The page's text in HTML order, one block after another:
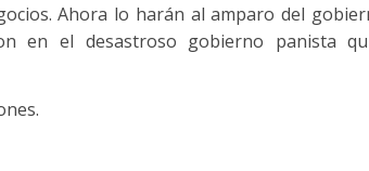
Ahora lo harán al amparo del
en el desastroso gobierno panista